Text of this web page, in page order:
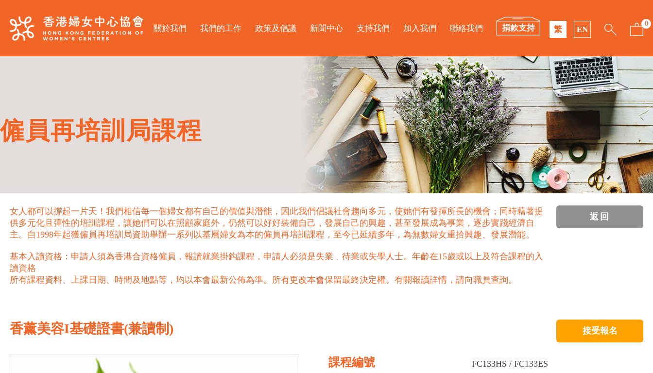
關於我們 我們的工作 政策及倡議 新聞中心 支持我們 加入我們 聯絡我們 捐款支持 繁 EN
0
僱員再培訓局課程
女人都可以撐起一片天！我們相信每一個婦女都有自己的價值與潛能，因此我們倡議社會趨向多元，使她們有發揮所長的機會；同時藉著提
供多元化且彈性的培訓課程，讓她們可以在照顧家庭外，仍然可以好好裝備自己，發展自己的興趣，甚至發展成為事業，逐步實踐經濟自
主。自1998年起獲僱員再培訓局資助舉辦一系列以基層婦女為本的僱員再培訓課程，至今已延續多年，為無數婦女重拾興趣、發展潛能。
基本入讀資格：申請人須為香港合資格僱員，報讀就業掛鈎課程，申請人必須是失業﹑待業或失學人士。年齡在15歲或以上及符合課程的入
讀資格
所有課程資料、上課日期、時間及地點等，均以本會最新公佈為準。所有更改本會保留最終決定權。有關報讀詳情，請向職員查詢。
返回
香薰美容I基礎證書(兼讀制) 接受報名
課程編號 FC133HS / FC133ES